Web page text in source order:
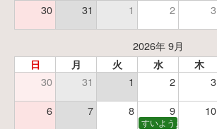
30 31 1 2 3
2026年 9月
日 月 火 水 木
30 31 1 2 3
6 7 8 9 10
すいようえほん